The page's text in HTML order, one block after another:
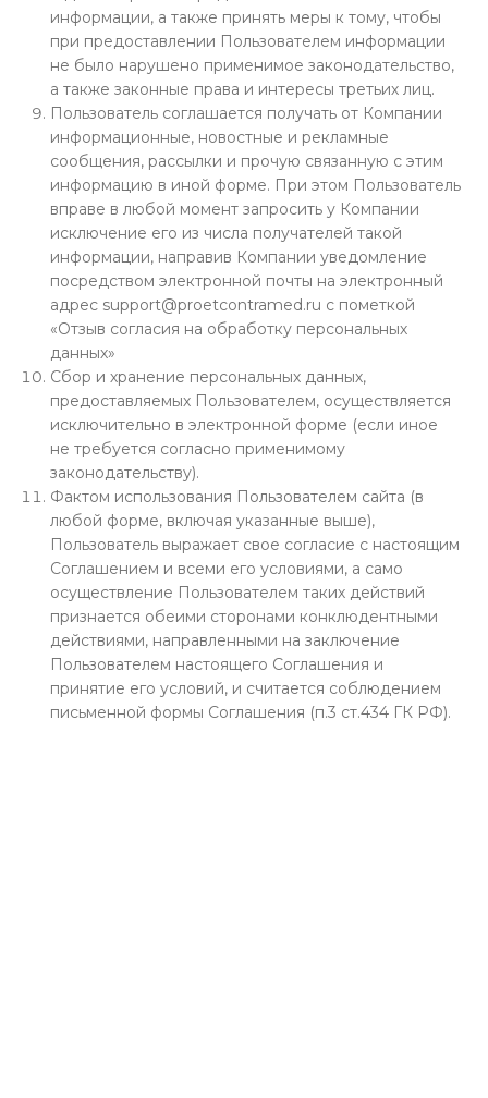
информации, а также принять меры к тому, чтобы
при предоставлении Пользователем информации
не было нарушено применимое законодательство,
а также законные права и интересы третьих лиц.
Пользователь соглашается получать от Компании
информационные, новостные и рекламные
сообщения, рассылки и прочую связанную с этим
информацию в иной форме. При этом Пользователь
вправе в любой момент запросить у Компании
исключение его из числа получателей такой
информации, направив Компании уведомление
посредством электронной почты на электронный
адрес support@proetcontramed.ru с пометкой
«Отзыв согласия на обработку персональных
данных»
Сбор и хранение персональных данных,
предоставляемых Пользователем, осуществляется
исключительно в электронной форме (если иное
не требуется согласно применимому
законодательству).
Фактом использования Пользователем сайта (в
любой форме, включая указанные выше),
Пользователь выражает свое согласие с настоящим
Соглашением и всеми его условиями, а само
осуществление Пользователем таких действий
признается обеими сторонами конклюдентными
действиями, направленными на заключение
Пользователем настоящего Соглашения и
принятие его условий, и считается соблюдением
письменной формы Соглашения (п.3 ст.434 ГК РФ).